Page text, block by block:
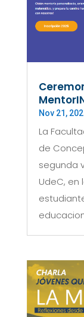
Nov 21,
La
de
segunda
UdeC, en